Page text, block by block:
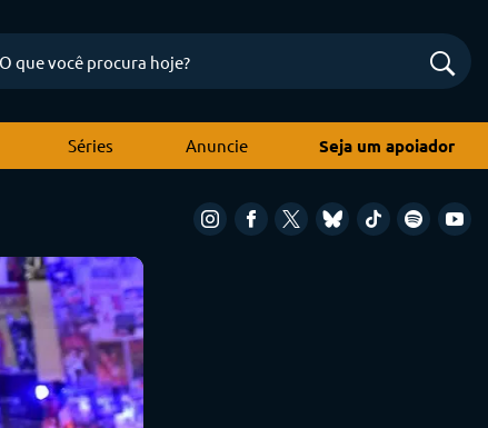
Séries Anuncie Seja um apoiador